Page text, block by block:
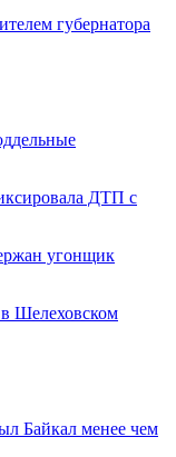
губернатора
ДТП с
угонщик
Шелеховском
Байкал менее чем